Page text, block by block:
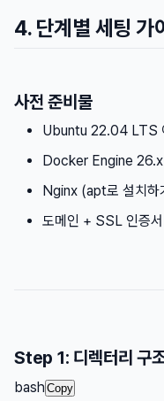
4. 단계별 세팅 가
사전 준비물
Ubuntu 22.04 LTS
Docker Engine
Nginx (apt로 설치하
도메인 + SSL 인증
Step 1: 디렉터리 구
bash Copy